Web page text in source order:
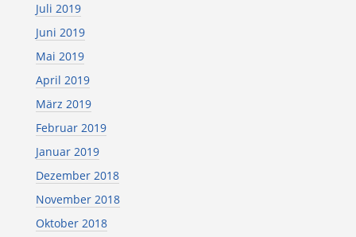
Juli 2019
Juni 2019
Mai 2019
April 2019
März 2019
Februar 2019
Januar 2019
Dezember 2018
November 2018
Oktober 2018